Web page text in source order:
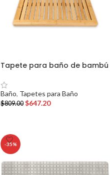
Tapete para baño de bambú
Baño, Tapetes para Baño
$809.00 $647.20
-35%